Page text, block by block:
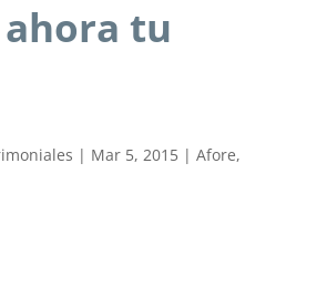
tu
| Mar 5, 2015| Afore,